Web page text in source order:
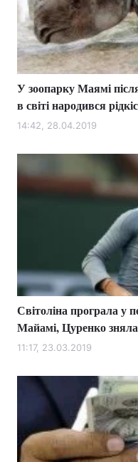
У зоопарку Маямі
в світі народився
14:42, 28.04.2019
Світоліна програла у
Майамі, Цуренко
11:17, 23.03.2019